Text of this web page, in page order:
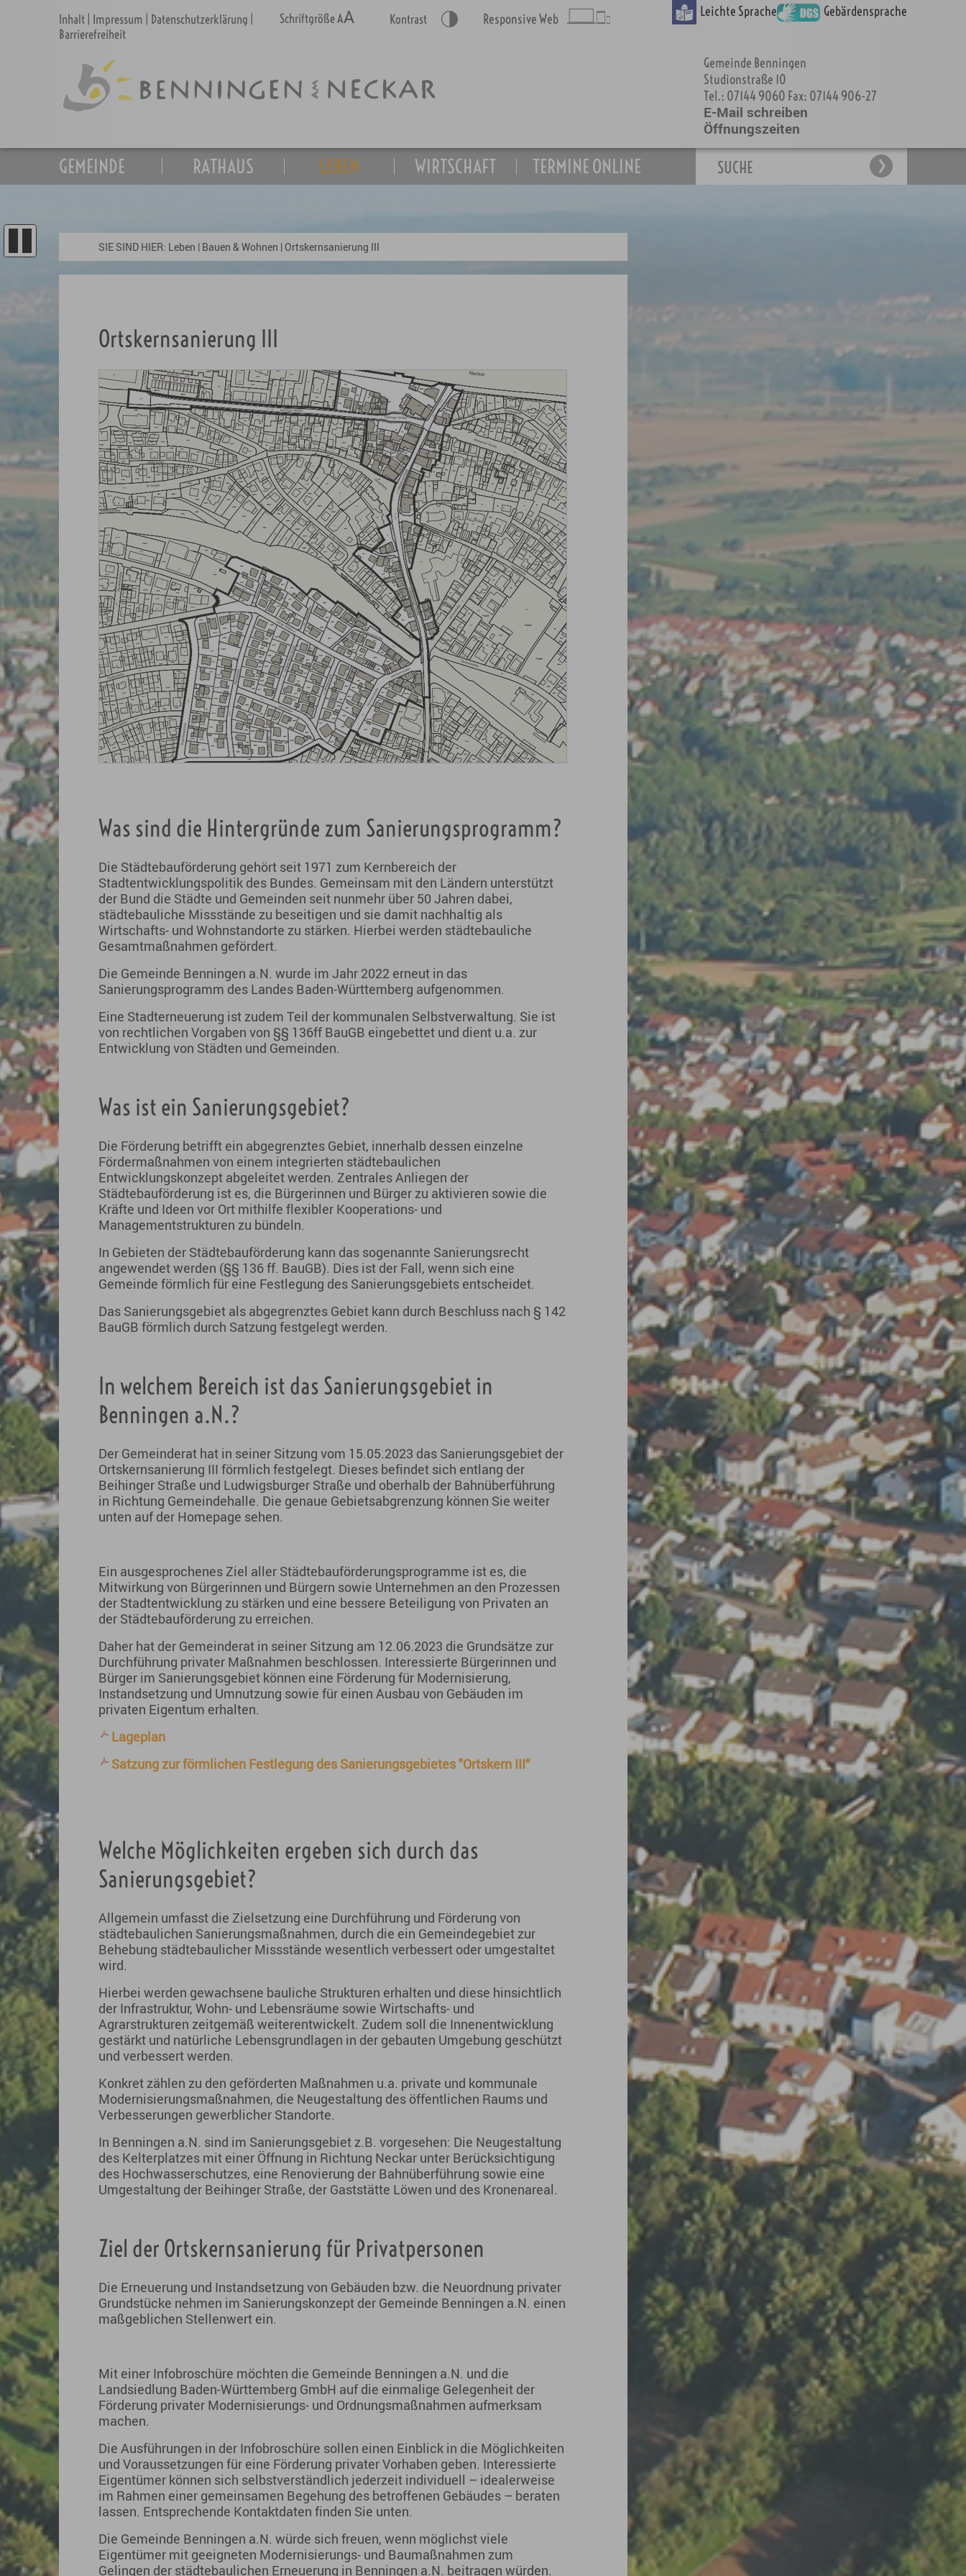
Leichte Sprache Gebärdensprache
Inhalt Impressum Datenschutzerklärung
Barrierefreiheit
SchriftgrößeAA Kontrast Responsive Web
Gemeinde Benningen
Studionstraße 10
Tel.: 07144 9060 Fax: 07144 906-27
E-Mail schreiben
Öffnungszeiten
GEMEINDE RATHAUS LEBEN WIRTSCHAFT TERMINE ONLINE SUCHE
SIE SIND HIER: Leben | Bauen & Wohnen |Ortskernsanierung III
Ortskernsanierung III
Was sind die Hintergründe zum Sanierungsprogramm?
Die Städtebauförderung gehört seit 1971 zum Kernbereich der
Stadtentwicklungspolitik des Bundes. Gemeinsam mit den Ländern unterstützt
der Bund die Städte und Gemeinden seit nunmehr über 50 Jahren dabei,
städtebauliche Missstände zu beseitigen und sie damit nachhaltig als
Wirtschafts- und Wohnstandorte zu stärken. Hierbei werden städtebauliche
Gesamtmaßnahmen gefördert.
Die Gemeinde Benningen a.N. wurde im Jahr 2022 erneut in das
Sanierungsprogramm des Landes Baden-Württemberg aufgenommen.
Eine Stadterneuerung ist zudem Teil der kommunalen Selbstverwaltung. Sie ist
von rechtlichen Vorgaben von §§ 136ff BauGB eingebettet und dient u.a. zur
Entwicklung von Städten und Gemeinden.
Was ist ein Sanierungsgebiet?
Die Förderung betrifft ein abgegrenztes Gebiet, innerhalb dessen einzelne
Fördermaßnahmen von einem integrierten städtebaulichen
Entwicklungskonzept abgeleitet werden. Zentrales Anliegen der
Städtebauförderung ist es, die Bürgerinnen und Bürger zu aktivieren sowie die
Kräfte und Ideen vor Ort mithilfe flexibler Kooperations- und
Managementstrukturen zu bündeln.
In Gebieten der Städtebauförderung kann das sogenannte Sanierungsrecht
angewendet werden (§§ 136 ff. BauGB). Dies ist der Fall, wenn sich eine
Gemeinde förmlich für eine Festlegung des Sanierungsgebiets entscheidet.
Das Sanierungsgebiet als abgegrenztes Gebiet kann durch Beschluss nach § 142
BauGB förmlich durch Satzung festgelegt werden.
In welchem Bereich ist das Sanierungsgebiet in
Benningen a.N.?
Der Gemeinderat hat in seiner Sitzung vom 15.05.2023 das Sanierungsgebiet der
Ortskernsanierung III förmlich festgelegt. Dieses befindet sich entlang der
Beihinger Straße und Ludwigsburger Straße und oberhalb der Bahnüberführung
in Richtung Gemeindehalle. Die genaue Gebietsabgrenzung können Sie weiter
unten auf der Homepage sehen.
Ein ausgesprochenes Ziel aller Städtebauförderungsprogramme ist es, die
Mitwirkung von Bürgerinnen und Bürgern sowie Unternehmen an den Prozessen
der Stadtentwicklung zu stärken und eine bessere Beteiligung von Privaten an
der Städtebauförderung zu erreichen.
Daher hat der Gemeinderat in seiner Sitzung am 12.06.2023 die Grundsätze zur
Durchführung privater Maßnahmen beschlossen. Interessierte Bürgerinnen und
Bürger im Sanierungsgebiet können eine Förderung für Modernisierung,
Instandsetzung und Umnutzung sowie für einen Ausbau von Gebäuden im
privaten Eigentum erhalten.
Lageplan
Satzung zur förmlichen Festlegung des Sanierungsgebietes "Ortskern III“
Welche Möglichkeiten ergeben sich durch das
Sanierungsgebiet?
Allgemein umfasst die Zielsetzung eine Durchführung und Förderung von
städtebaulichen Sanierungsmaßnahmen, durch die ein Gemeindegebiet zur
Behebung städtebaulicher Missstände wesentlich verbessert oder umgestaltet
wird.
Hierbei werden gewachsene bauliche Strukturen erhalten und diese hinsichtlich
der Infrastruktur, Wohn- und Lebensräume sowie Wirtschafts- und
Agrarstrukturen zeitgemäß weiterentwickelt. Zudem soll die Innenentwicklung
gestärkt und natürliche Lebensgrundlagen in der gebauten Umgebung geschützt
und verbessert werden.
Konkret zählen zu den geförderten Maßnahmen u.a. private und kommunale
Modernisierungsmaßnahmen, die Neugestaltung des öffentlichen Raums und
Verbesserungen gewerblicher Standorte.
In Benningen a.N. sind im Sanierungsgebiet z.B. vorgesehen: Die Neugestaltung
des Kelterplatzes mit einer Öffnung in Richtung Neckar unter Berücksichtigung
des Hochwasserschutzes, eine Renovierung der Bahnüberführung sowie eine
Umgestaltung der Beihinger Straße, der Gaststätte Löwen und des Kronenareal.
Ziel der Ortskernsanierung für Privatpersonen
Die Erneuerung und Instandsetzung von Gebäuden bzw. die Neuordnung privater
Grundstücke nehmen im Sanierungskonzept der Gemeinde Benningen a.N. einen
maßgeblichen Stellenwert ein.
Mit einer Infobroschüre möchten die Gemeinde Benningen a.N. und die
Landsiedlung Baden-Württemberg GmbH auf die einmalige Gelegenheit der
Förderung privater Modernisierungs- und Ordnungsmaßnahmen aufmerksam
machen.
Die Ausführungen in der Infobroschüre sollen einen Einblick in die Möglichkeiten
und Voraussetzungen für eine Förderung privater Vorhaben geben. Interessierte
Eigentümer können sich selbstverständlich jederzeit individuell – idealerweise
im Rahmen einer gemeinsamen Begehung des betroffenen Gebäudes – beraten
lassen. Entsprechende Kontaktdaten finden Sie unten.
Die Gemeinde Benningen a.N. würde sich freuen, wenn möglichst viele
Eigentümer mit geeigneten Modernisierungs- und Baumaßnahmen zum
Gelingen der städtebaulichen Erneuerung in Benningen a.N. beitragen würden.